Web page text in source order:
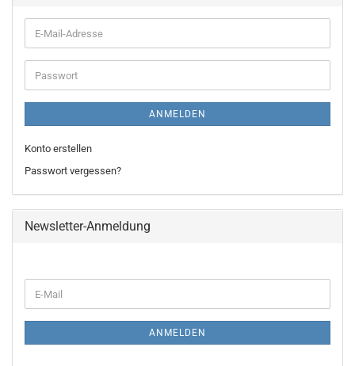
E-
Mail-
Adresse
Passwort
ANMELDEN
Konto erstellen
Passwort vergessen?
Newsletter-Anmeldung
ZUR
E-
Mail
ANMELDEN